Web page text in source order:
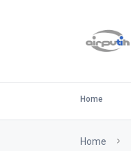
Home
Home